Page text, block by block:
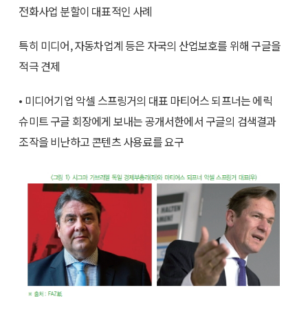
전화사업 분할이 대표적인 사례
특히 미디어, 자동차업계 등은 자국의 산업보호를 위해 구글을
적극 견제
• 미디어기업 악셀 스프링거의 대표 마티어스 되프너는 에릭
슈미트 구글 회장에게 보내는 공개서한에서 구글의 검색결과
조작을 비난하고 콘텐츠 사용료를 요구